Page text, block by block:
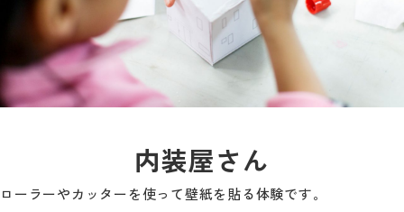
内装屋さん
ローラーやカッターを使って壁紙を貼る体験です。